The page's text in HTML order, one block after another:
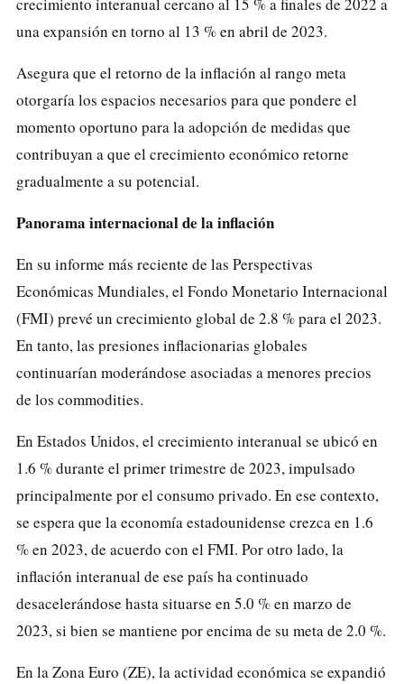
una expansión en torno al 13 % en abril de 2023.
Asegura que el retorno de la inflación al rango meta
otorgaría los espacios necesarios para que pondere el
momento oportuno para la adopción de medidas que
contribuyan a que el crecimiento económico retorne
gradualmente a su potencial.
Panorama internacional de la inflación
En su informe más reciente de las Perspectivas
Económicas Mundiales, el Fondo Monetario Internacional
(FMI) prevé un crecimiento global de 2.8 % para el 2023.
En tanto, las presiones inflacionarias globales
continuarían moderándose asociadas a menores precios
de los commodities.
En Estados Unidos, el crecimiento interanual se ubicó en
1.6 % durante el primer trimestre de 2023, impulsado
principalmente por el consumo privado. En ese contexto,
se espera que la economía estadounidense crezca en 1.6
% en 2023, de acuerdo con el FMI. Por otro lado, la
inflación interanual de ese país ha continuado
desacelerándose hasta situarse en 5.0 % en marzo de
2023, si bien se mantiene por encima de su meta de 2.0 %.
En la Zona Euro (ZE), la actividad económica se expandió